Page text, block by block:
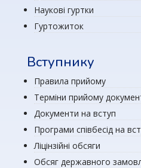
Наукові гуртки
Гуртожиток
Вступнику
Правила прийому
Терміни прийому
Документи на вступ
Програми співбесід на
Ліцінзійні обсяги
Обсяг державного